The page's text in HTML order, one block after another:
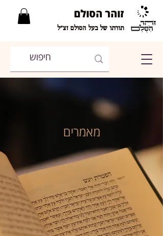
זוהר הסולם
תורתו של בעל הסולם זצ"ל
מאמרים